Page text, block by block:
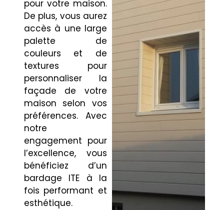
pour votre maison.
De plus, vous aurez
accès à une large
palette de
couleurs et de
textures pour
personnaliser la
façade de votre
maison selon vos
préférences. Avec
notre
engagement pour
l’excellence, vous
bénéficiez d’un
bardage ITE à la
fois performant et
esthétique.